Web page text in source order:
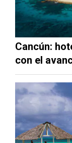
Cancún:
con el